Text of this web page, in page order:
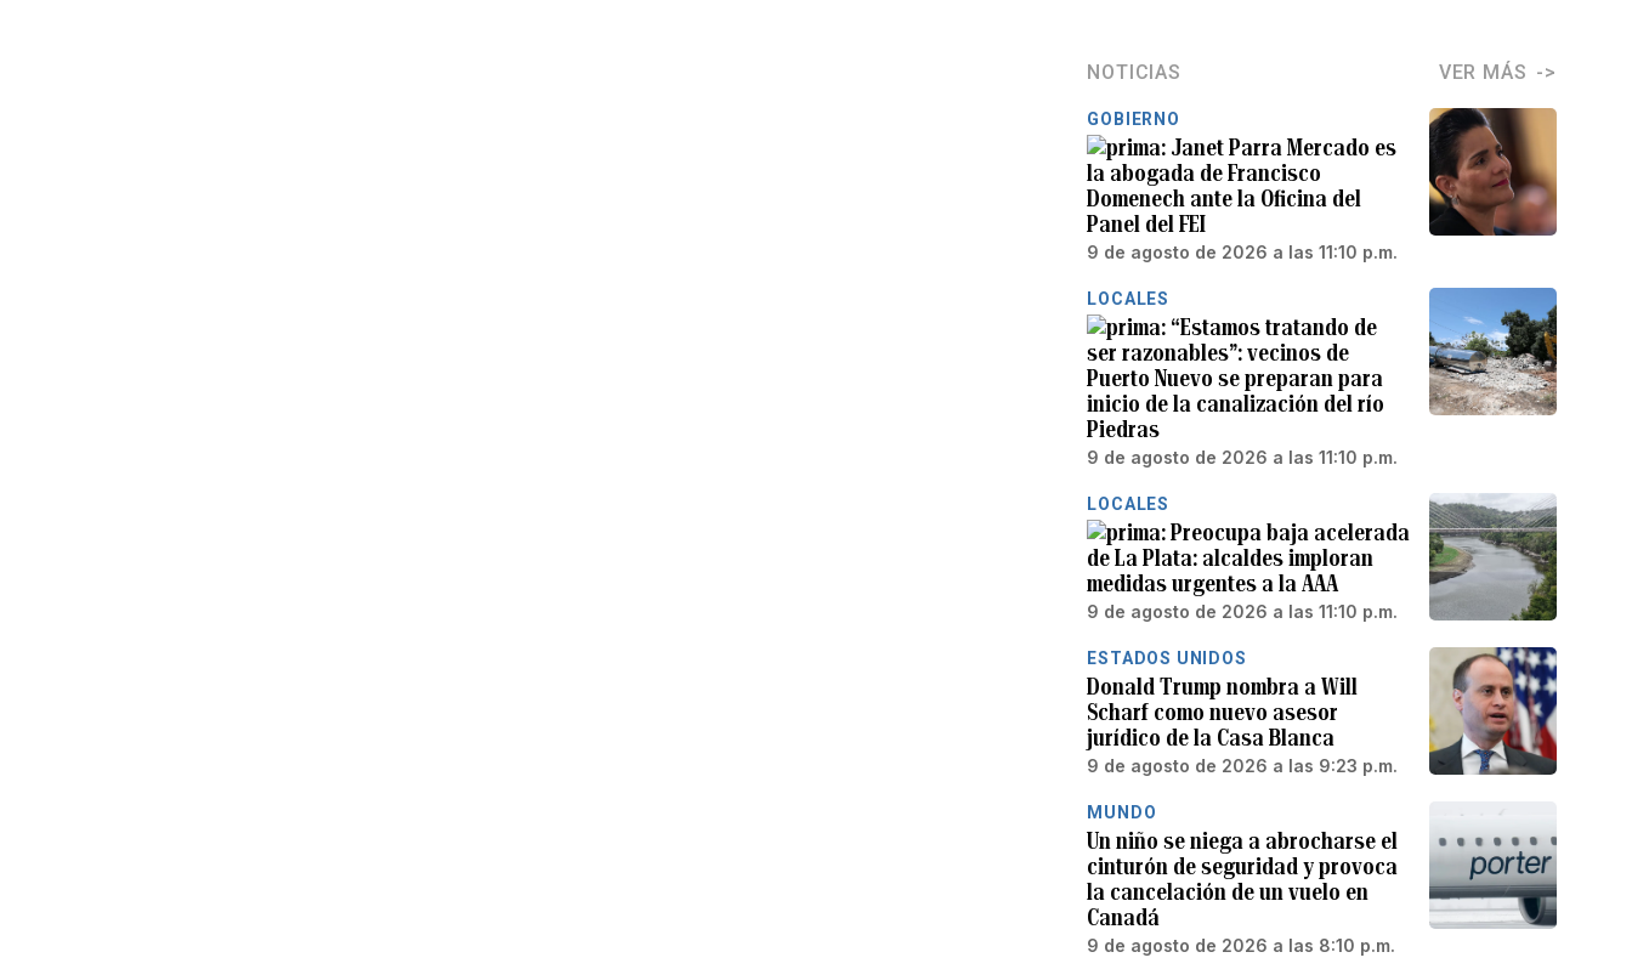
NOTICIAS VER MÁS
GOBIERNO
Janet Parra Mercado es
la abogada de Francisco
Domenech ante la Oficina del
Panel del FEI
9 de agosto de 2026 a las 11:10 p.m.
LOCALES
“Estamos tratando de
ser razonables”: vecinos de
Puerto Nuevo se preparan para
inicio de la canalización del río
Piedras
9 de agosto de 2026 a las 11:10 p.m.
LOCALES
Preocupa baja acelerada
de La Plata: alcaldes imploran
medidas urgentes a la AAA
9 de agosto de 2026 a las 11:10 p.m.
ESTADOS UNIDOS
Donald Trump nombra a Will
Scharf como nuevo asesor
jurídico de la Casa Blanca
9 de agosto de 2026 a las 9:23 p.m.
MUNDO
Un niño se niega a abrocharse el
cinturón de seguridad y provoca
la cancelación de un vuelo en
Canadá
9 de agosto de 2026 a las 8:10 p.m.